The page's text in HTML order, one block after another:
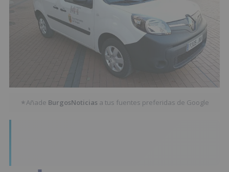
★Añade BurgosNoticias a tus fuentes preferidas de Google